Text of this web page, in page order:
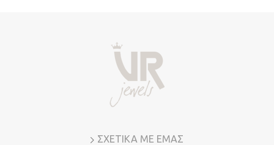
ΣΧΕΤΙΚΑ ΜΕ ΕΜΑΣ